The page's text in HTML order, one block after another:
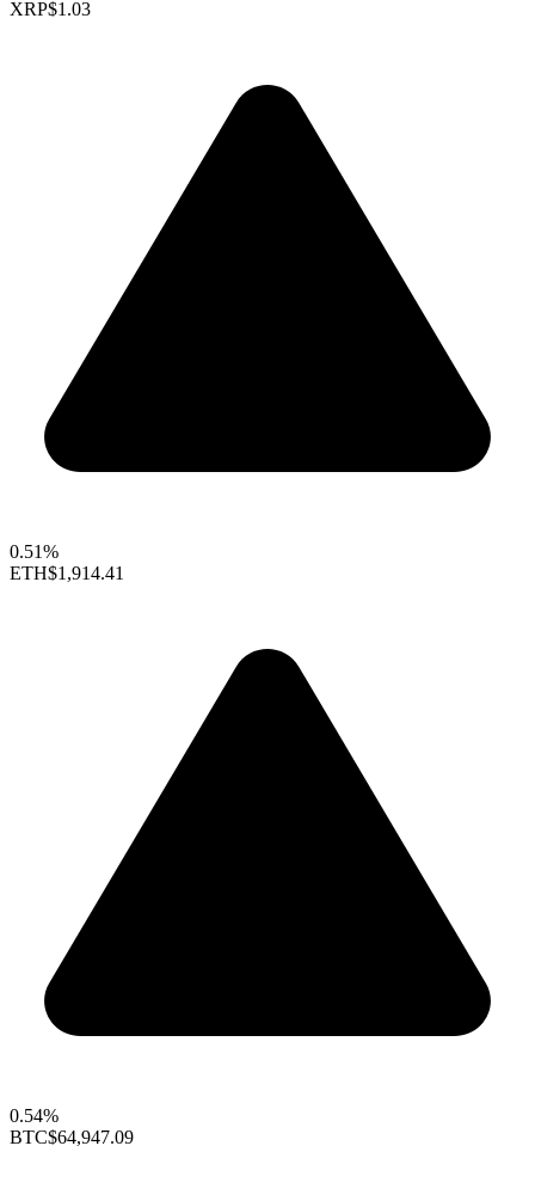
XRP$1.03
0.51%
ETH$1,914.41
0.54%
BTC$64,947.09